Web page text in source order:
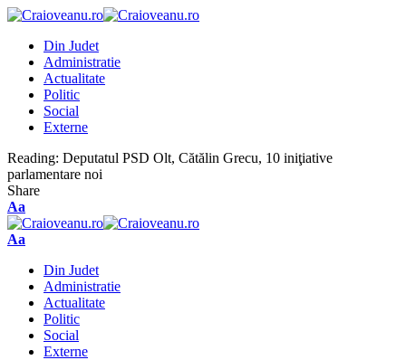
Din Judet
Administratie
Actualitate
Politic
Social
Externe
Reading: Deputatul PSD Olt, Cătălin Grecu, 10 iniţiative
parlamentare noi
Share
Aa
Aa
Din Judet
Administratie
Actualitate
Politic
Social
Externe